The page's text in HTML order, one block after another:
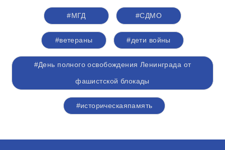
#МГД #СДМО
#ветераны #дети войны
#День полного освобождения Ленинграда от
фашистской блокады
#историческаяпамять